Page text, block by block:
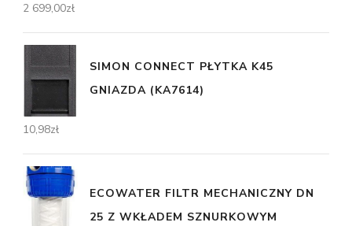
2 699,00zł
SIMON CONNECT PŁYTKA K45
GNIAZDA (KA7614)
10,98zł
ECOWATER FILTR MECHANICZNY DN
25 Z WKŁADEM SZNURKOWYM